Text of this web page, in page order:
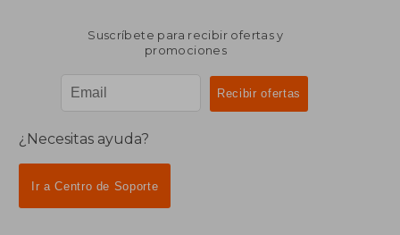
Suscríbete para recibir ofertas y
promociones
¿Necesitas ayuda?
Ir a Centro de Soporte